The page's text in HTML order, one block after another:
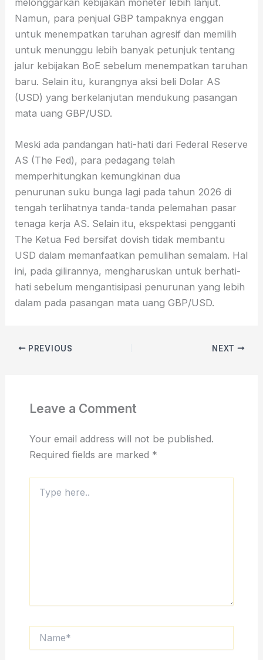
melonggarkan kebijakan moneter lebih lanjut.
Namun, para penjual GBP tampaknya enggan
untuk menempatkan taruhan agresif dan memilih
untuk menunggu lebih banyak petunjuk tentang
jalur kebijakan BoE sebelum menempatkan taruhan
baru. Selain itu, kurangnya aksi beli Dolar AS
(USD) yang berkelanjutan mendukung pasangan
mata uang GBP/USD.
Meski ada pandangan hati-hati dari Federal Reserve
AS (The Fed), para pedagang telah
memperhitungkan kemungkinan dua
penurunan suku bunga lagi pada tahun 2026 di
tengah terlihatnya tanda-tanda pelemahan pasar
tenaga kerja AS. Selain itu, ekspektasi pengganti
The Ketua Fed bersifat dovish tidak membantu
USD dalam memanfaatkan pemulihan semalam. Hal
ini, pada gilirannya, mengharuskan untuk berhati-
hati sebelum mengantisipasi penurunan yang lebih
dalam pada pasangan mata uang GBP/USD.
PREVIOUS NEXT
Leave a Comment
Your email address will not be published.
Required fields are marked *
here..